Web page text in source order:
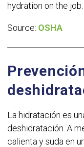
hydration on the
Source: OSHA
La hidratación es
deshidratación. A
calienta y suda en